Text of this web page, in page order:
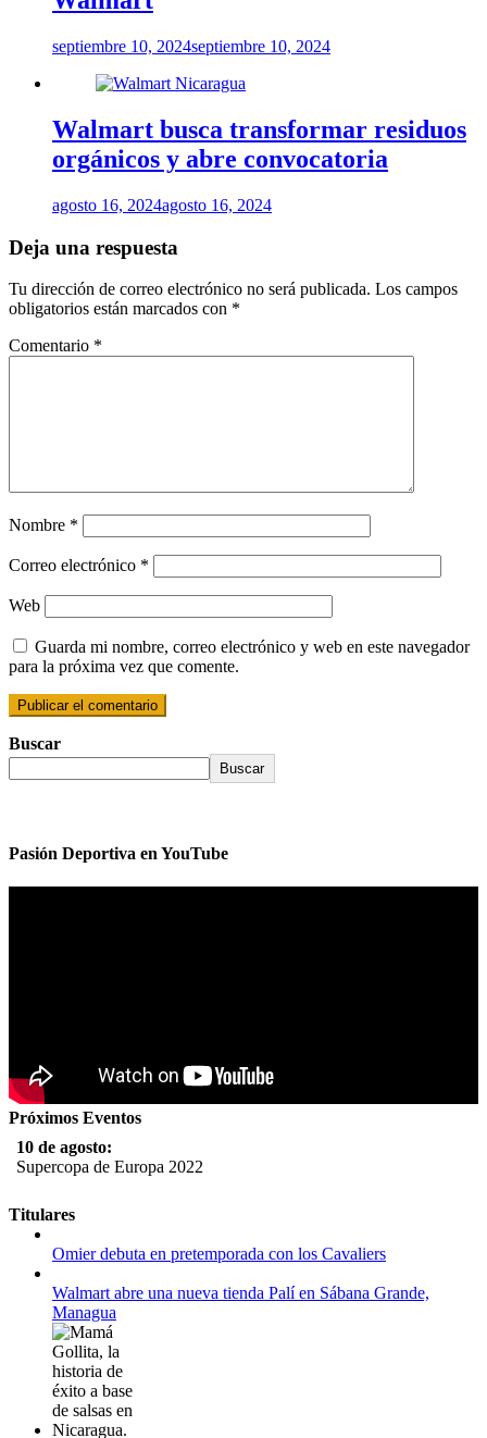
septiembre 10, 2024septiembre 10, 2024
Walmart busca transformar residuos
orgánicos y abre convocatoria
agosto 16, 2024agosto 16, 2024
Deja una respuesta
Tu dirección de correo electrónico no será publicada. Los campos
obligatorios están marcados con *
Comentario *
Nombre *
Correo electrónico *
Web
Guarda mi nombre, correo electrónico y web en este navegador
para la próxima vez que comente.
Buscar
Buscar
Pasión Deportiva en YouTube
Próximos Eventos
10 de agosto:
Supercopa de Europa 2022
11 al 21 de agosto:
Campeonato Europeo de Natación 2022
12 de agosto:
Empieza La Liga 2022-2023
Titulares
Omier debuta en pretemporada con los Cavaliers
Walmart abre una nueva tienda Palí en Sábana Grande,
Managua